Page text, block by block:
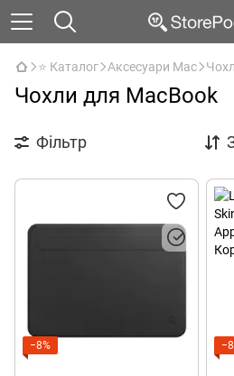
⭐ Каталог Аксесуари Mac
Чохли для MacBook
Фільтр
−8%